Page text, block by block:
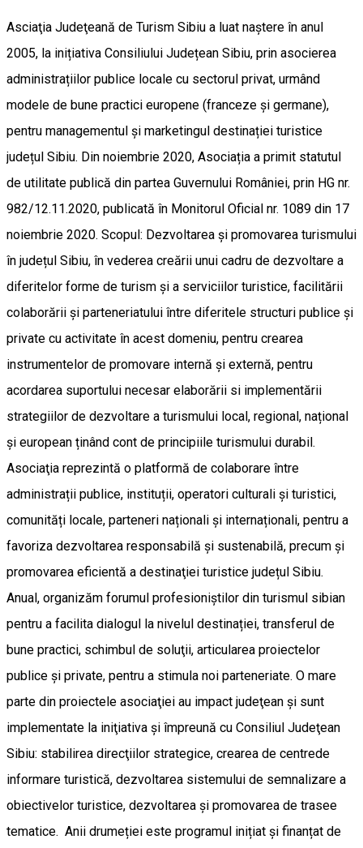
Asciaţia Judeţeană de Turism Sibiu a luat naştere în anul
2005, la inițiativa Consiliului Județean Sibiu, prin asocierea
administrațiilor publice locale cu sectorul privat, urmând
modele de bune practici europene (franceze și germane),
pentru managementul și marketingul destinației turistice
județul Sibiu. Din noiembrie 2020, Asociația a primit statutul
de utilitate publică din partea Guvernului României, prin HG nr.
982/12.11.2020, publicată în Monitorul Oficial nr. 1089 din 17
noiembrie 2020. Scopul: Dezvoltarea și promovarea turismului
în județul Sibiu, în vederea creării unui cadru de dezvoltare a
diferitelor forme de turism și a serviciilor turistice, facilitării
colaborării și parteneriatului între diferitele structuri publice și
private cu activitate în acest domeniu, pentru crearea
instrumentelor de promovare internă și externă, pentru
acordarea suportului necesar elaborării si implementării
strategiilor de dezvoltare a turismului local, regional, național
și european ținând cont de principiile turismului durabil.
Asociaţia reprezintă o platformă de colaborare între
administrații publice, instituții, operatori culturali și turistici,
comunități locale, parteneri naționali și internaționali, pentru a
favoriza dezvoltarea responsabilă și sustenabilă, precum şi
promovarea eficientă a destinaţiei turistice județul Sibiu.
Anual, organizăm forumul profesioniştilor din turismul sibian
pentru a facilita dialogul la nivelul destinației, transferul de
bune practici, schimbul de soluţii, articularea proiectelor
publice şi private, pentru a stimula noi parteneriate. O mare
parte din proiectele asociaţiei au impact judeţean şi sunt
implementate la iniţiativa şi împreună cu Consiliul Judeţean
Sibiu: stabilirea direcţiilor strategice, crearea de centrede
informare turistică, dezvoltarea sistemului de semnalizare a
obiectivelor turistice, dezvoltarea şi promovarea de trasee
tematice. Anii drumeției este programul inițiat și finanțat de